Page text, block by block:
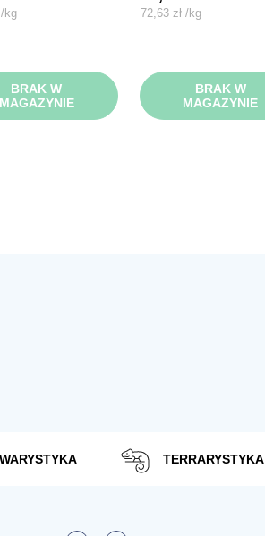
/kg
BRAK W
MAGAZYNIE
72,63 zł /kg
BRAK W
MAGAZYNIE
TERRARYSTYKA